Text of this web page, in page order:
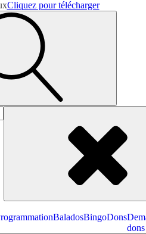
Cliquez pour télécharger
BaladosBingoDons
dons